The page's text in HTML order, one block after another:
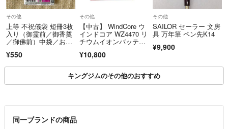
その他
上等 不祝儀袋 短冊3枚
入り（御霊前／御香奠
／御佛前）中袋／お名
き 3包セット 双銀 水
引き 金額目安1万円
¥550
その他
【中古】 WindCore ウ
インドコア WZ4470 リ
チウムイオンバッテリ
ト ホワイト ワークマ
ン オリジナルブラン
ド 空調ウェア対応 高
出力モデル A260332
2 【無料ギフトラッピ
¥10,800
その他
SAILOR セーラー 文房
具 万年筆 ペン先K14
¥9,900
キングジムのその他のおすすめ
同一ブランドの商品